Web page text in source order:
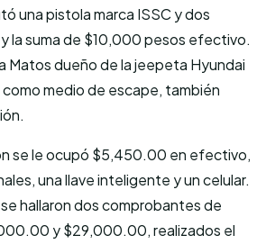
una pistola marca ISSC y dos
la suma de $10,000 pesos efectivo.
Matos dueño de la jeepeta Hyundai
medio de escape, también
se le ocupó $5,450.00 en efectivo,
una llave inteligente y un celular.
hallaron dos comprobantes de
y $29,000.00, realizados el